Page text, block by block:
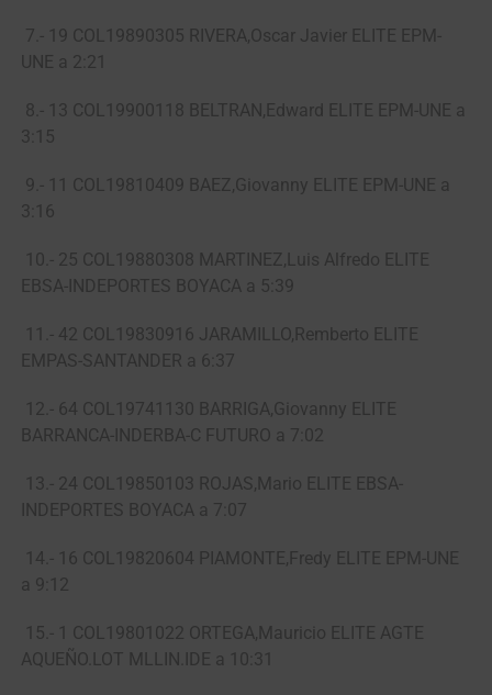
7.- 19 COL19890305 RIVERA,Oscar Javier ELITE EPM-
UNE a 2:21
8.- 13 COL19900118 BELTRAN,Edward ELITE EPM-UNE a
3:15
9.- 11 COL19810409 BAEZ,Giovanny ELITE EPM-UNE a
3:16
10.- 25 COL19880308 MARTINEZ,Luis Alfredo ELITE
EBSA-INDEPORTES BOYACA a 5:39
11.- 42 COL19830916 JARAMILLO,Remberto ELITE
EMPAS-SANTANDER a 6:37
12.- 64 COL19741130 BARRIGA,Giovanny ELITE
BARRANCA-INDERBA-C FUTURO a 7:02
13.- 24 COL19850103 ROJAS,Mario ELITE EBSA-
INDEPORTES BOYACA a 7:07
14.- 16 COL19820604 PIAMONTE,Fredy ELITE EPM-UNE
a 9:12
15.- 1 COL19801022 ORTEGA,Mauricio ELITE AGTE
AQUEÑO.LOT MLLIN.IDE a 10:31